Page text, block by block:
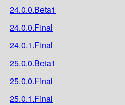
24.0.0.Beta1
24.0.0.Final
24.0.1.Final
25.0.0.Beta1
25.0.0.Final
25.0.1.Final